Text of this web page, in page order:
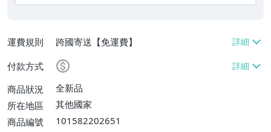
運費規則
跨國寄送【免運費】
付款方式
商品狀況
全新品
所在地區
其他國家
商品編號
101582202651